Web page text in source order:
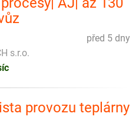
před 5 dny
s.r.o.
provozu teplárny